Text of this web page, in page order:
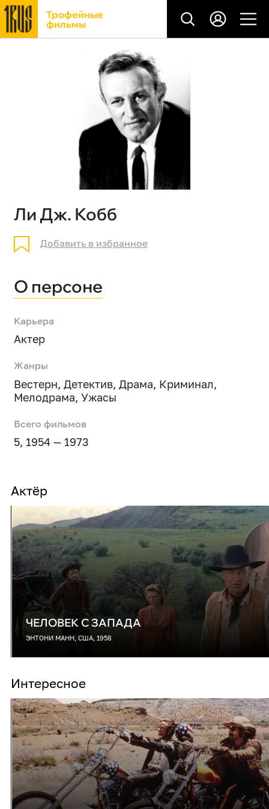
Трофейные
фильмы
Ли Дж. Кобб
Добавить в избранное
О персоне
Карьера
Актер
Жанры
Вестерн, Детектив, Драма, Криминал,
Мелодрама, Ужасы
Всего фильмов
5, 1954 — 1973
Актёр
ЧЕЛОВЕК С ЗАПАДА
ЭНТОНИ МАНН, США, 1958
Интересное